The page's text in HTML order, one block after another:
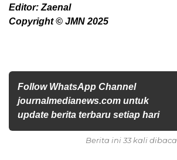
Editor: Zaenal
Copyright © JMN 2025
Follow WhatsApp Channel
journalmedianews.com untuk
update berita terbaru setiap hari
Berita ini 33 kali dibaca